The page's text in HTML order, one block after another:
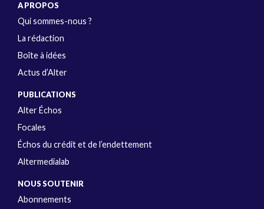
A PROPOS
Qui sommes-nous ?
La rédaction
Boîte à idées
Actus d’Alter
PUBLICATIONS
Alter Échos
Focales
Échos du crédit et de l’endettement
Altermedialab
NOUS SOUTENIR
Abonnements